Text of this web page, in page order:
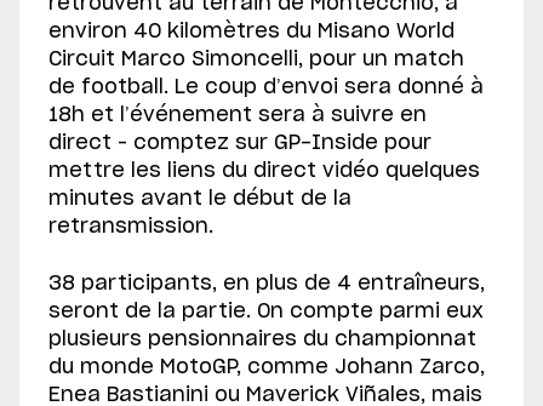
environ 40 kilomètres du Misano World
Circuit Marco Simoncelli, pour un match
de football. Le coup d’envoi sera donné à
18h et l’événement sera à suivre en
direct – comptez sur GP-Inside pour
mettre les liens du direct vidéo quelques
minutes avant le début de la
retransmission.
38 participants, en plus de 4 entraîneurs,
seront de la partie. On compte parmi eux
plusieurs pensionnaires du championnat
du monde MotoGP, comme Johann Zarco,
Enea Bastianini ou Maverick Viñales, mais